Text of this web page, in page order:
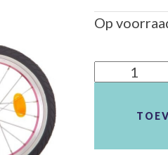
Op
Ocean